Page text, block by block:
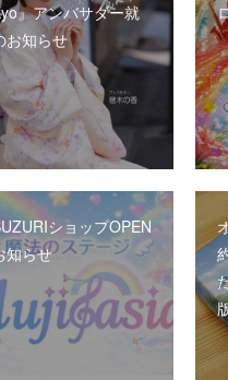
』アンバサダー就
お知らせ
ショップOPEN
知らせ